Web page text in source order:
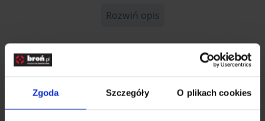
Zgoda Szczegóły O plikach cookies
Rozwiń opis
Kod SKU
KOL.548-150